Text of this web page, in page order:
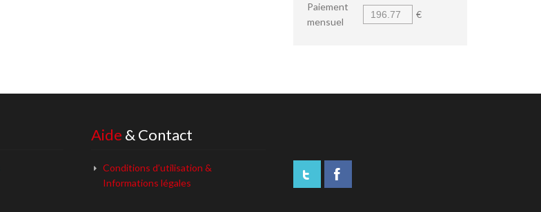
Paiement
mensuel
€
Aide & Contact
Conditions d’utilisation &
Informations légales